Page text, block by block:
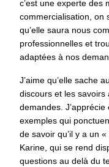
c’est une experte des
commercialisation, on
qu’elle saura nous
professionnelles et
adaptées à nos
J’aime qu’elle sache
discours et les
demandes.
exemples qui
de savoir qu’il y a un
Karine, qui se rend
questions au delà du